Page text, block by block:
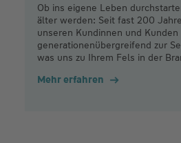
Ob ins eigene Leben
älter werden: Seit fast 200
unseren Kundinnen und Kunden
generationenübergreifend zur
was uns zu Ihrem Fels in der
Mehr erfahren